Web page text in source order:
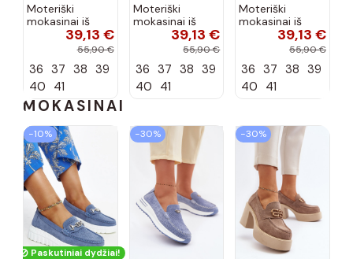
Moteriški
mokasinai iš
dirbtinės
zomšos, rudos
39,13 €
55,90 €
36 37 38 39
40 41
Moteriški
mokasinai iš
dirbtinės
zomšos, molio
39,13 €
55,90 €
36 37 38 39
40 41
Moteriški
mokasinai iš
dirbtinės
zomšos, smėlio
39,13 €
55,90 €
36 37 38 39
40 41
MOKASINAI
−10%
Paskutiniai dydžiai!
−30% −30%